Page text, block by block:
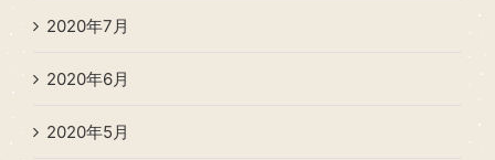
2020年7月
2020年6月
2020年5月